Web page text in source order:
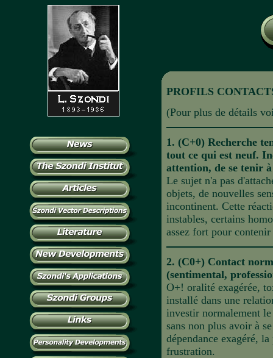
PROFILS
(Pour plus de détails
1. (C+0) Recherche
tout ce qui est neuf.
attention, de se tenir
Le sujet n'a pas
objets, de nouvelles
incontinent. Cette
instables, certains
assez fort pour
2. (C0+) Contact
(sentimental,
O+! oralité exagérée,
installé dans une
investir normalement
sans non plus avoir à
dépendance exagéré,
frustration.